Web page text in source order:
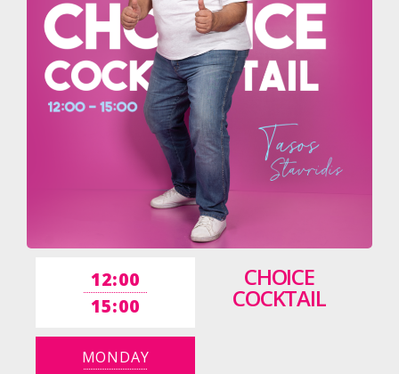
12:00
15:00
MONDAY
CHOICE
COCKTAIL